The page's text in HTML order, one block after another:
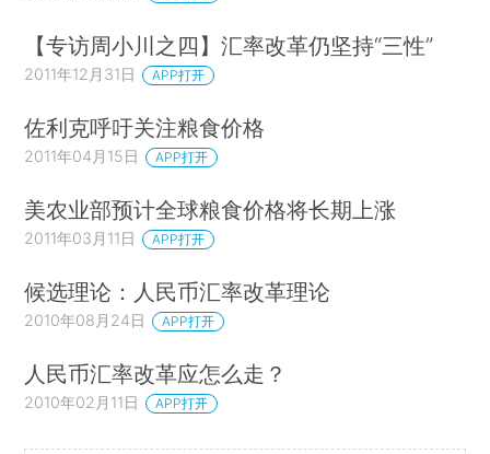
【专访周小川之四】汇率改革仍坚持“三性”
2011年12月31日 APP打开
佐利克呼吁关注粮食价格
2011年04月15日 APP打开
美农业部预计全球粮食价格将长期上涨
2011年03月11日 APP打开
候选理论：人民币汇率改革理论
2010年08月24日 APP打开
人民币汇率改革应怎么走？
2010年02月11日 APP打开